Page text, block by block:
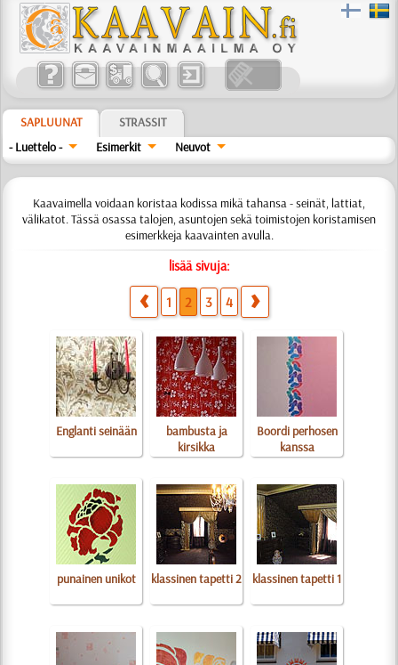
SAPLUUNAT
STRASSIT
- Luettelo -
Esimerkit Neuvot
Kaavaimella voidaan koristaa kodissa mikä tahansa - seinät, lattiat,
välikatot. Tässä osassa talojen, asuntojen sekä toimistojen koristamisen
esimerkkeja kaavainten avulla.
lisää sivuja:
1 2 3 4
Englanti seinään
bambusta ja
kirsikka
Boordi perhosen
kanssa
punainen unikot klassinen tapetti 2 klassinen tapetti 1